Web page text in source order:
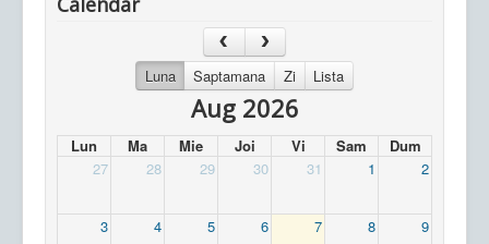
Luna Saptamana Zi Lista
Aug 2026
Lun Ma Mie Joi Vi Sam
Dum
27
28 29 30 31 1 2
3 4 5 6 7 8 9